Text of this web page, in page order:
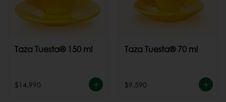
Taza Tuesta® 150 ml
$14.990
Taza Tuesta® 70 ml
$9.590